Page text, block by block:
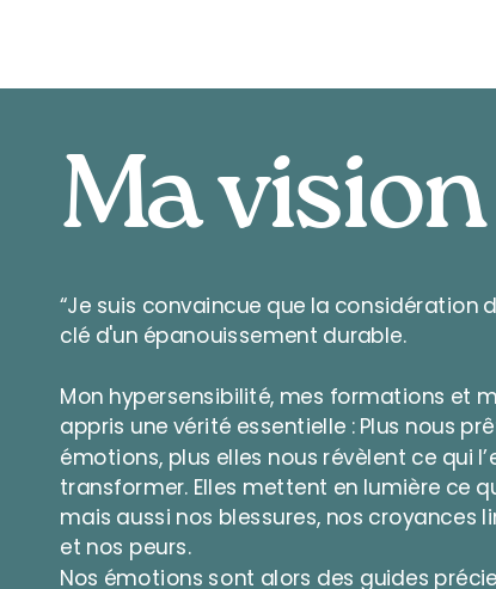
Ma vision
“Je suis convaincue que la considération
clé d'un épanouissement durable.
Mon hypersensibilité, mes formations et
appris une vérité essentielle : Plus nous
émotions, plus elles nous révèlent ce qui
transformer. Elles mettent en lumière ce
mais aussi nos blessures, nos croyances
et nos peurs.
Nos émotions sont alors des guides